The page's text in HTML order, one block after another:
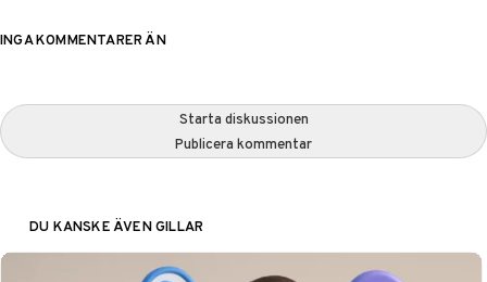
INGA KOMMENTARER ÄN
Starta diskussionen
Publicera kommentar
DU KANSKE ÄVEN GILLAR